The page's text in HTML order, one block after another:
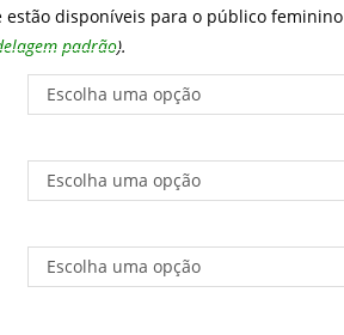
estão disponíveis para o público feminino
padrão).
Escolha uma opção
Escolha uma opção
Escolha uma opção